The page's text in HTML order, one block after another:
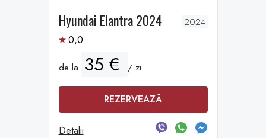
Hyundai Elantra 2024 2024
0,0
de la 35 € / zi
REZERVEAZĂ
Detalii